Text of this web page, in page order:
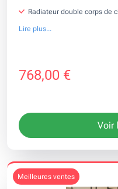
Radiateur double corps de
Lire plus...
768,00 €
Voir
meilleures ventes